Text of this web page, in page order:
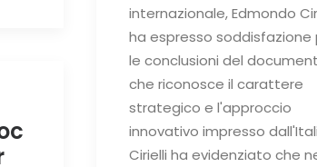
internazionale, Edmondo
ha espresso soddisfazione
le conclusioni del
che riconosce il carattere
strategico e l'approccio
innovativo impresso
Cirielli ha evidenziato che